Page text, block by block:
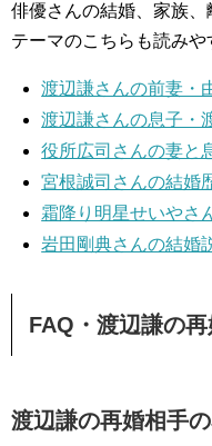
俳優さんの結婚、家族
テーマのこちらも読みや
渡辺謙さんの前妻・
渡辺謙さんの息子・
役所広司さんの妻と
宮根誠司さんの結婚
霜降り明星せいやさ
岩田剛典さんの結婚
FAQ・渡辺謙の
渡辺謙の再婚相手